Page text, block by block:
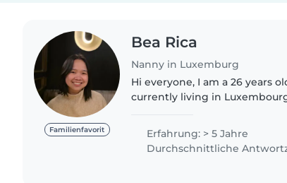
Familienfavorit
Bea Rica
Nanny in Luxemburg
Hi everyone, I am a 26 years old from the Philippines
currently living in
have cared for children..
Erfahrung: > 5 Jahre
Durchschnittliche